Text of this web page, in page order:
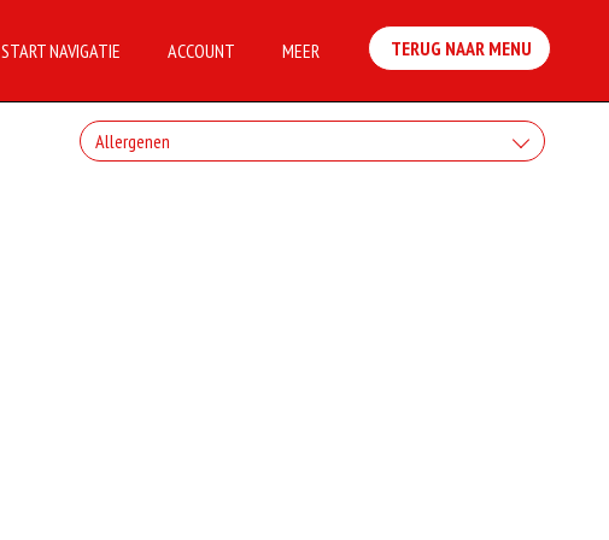
START NAVIGATIE ACCOUNT MEER TERUG NAAR MENU
Allergenen